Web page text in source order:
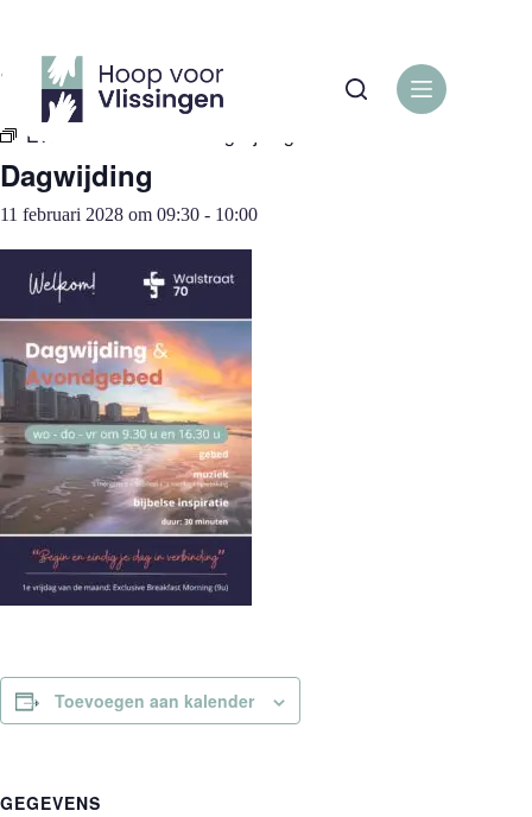
inhoud
« Alle Evenementen
Evenementenreeks:
Dagwijding
11 februari 2028 om 09:30 - 10:00
Toevoegen aan kalender
GEGEVENS